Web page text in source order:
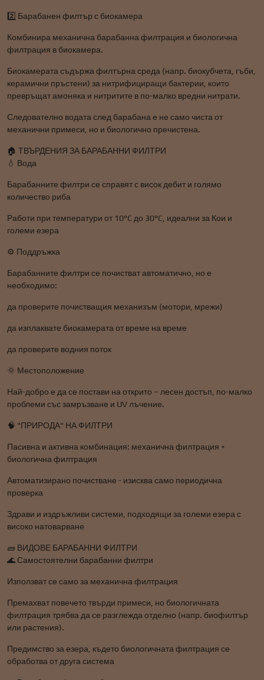
2️⃣ Барабанен филтър с биокамера
Комбинира механична барабанна филтрация и биологична
филтрация в биокамера.
Биокамерата съдържа филтърна среда (напр. биокубчета, гъби,
керамични пръстени) за нитрифициращи бактерии, които
превръщат амоняка и нитритите в по-малко вредни нитрати.
Следователно водата след барабана е не само чиста от
механични примеси, но и биологично пречистена.
🏠 ТВЪРДЕНИЯ ЗА БАРАБАННИ ФИЛТРИ
💧 Вода
Барабанните филтри се справят с висок дебит и голямо
количество риба
Работи при температури от 10°C до 30°C, идеални за Кои и
големи езера
⚙️ Поддръжка
Барабанните филтри се почистват автоматично, но е
необходимо:
да проверите почистващия механизъм (мотори, мрежи)
да изплаквате биокамерата от време на време
да проверите водния поток
🌞 Местоположение
Най-добро е да се постави на открито – лесен достъп, по-малко
проблеми със замръзване и UV лъчение.
🧠 "ПРИРОДА" НА ФИЛТРИ
Пасивна и активна комбинация: механична филтрация +
биологична филтрация
Автоматизирано почистване - изисква само периодична
проверка
Здрави и издръжливи системи, подходящи за големи езера с
високо натоварване
🧱 ВИДОВЕ БАРАБАННИ ФИЛТРИ
🌊 Самостоятелни барабанни филтри
Използват се само за механична филтрация
Премахват повечето твърди примеси, но биологичната
филтрация трябва да се разглежда отделно (напр. биофилтър
или растения).
Предимство за езера, където биологичната филтрация се
обработва от друга система